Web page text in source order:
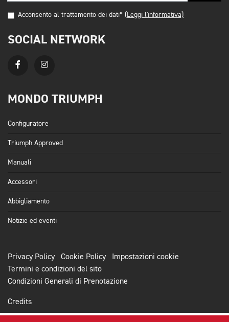
Acconsento al trattamento dei dati* (Leggi l'informativa)
SOCIAL NETWORK
MONDO TRIUMPH
Configuratore
Triumph Approved
Manuali
Accessori
Abbigliamento
Notizie ed eventi
Privacy Policy Cookie Policy
Impostazioni cookie
Termini e condizioni del sito
Condizioni Generali di Prenotazione
Credits